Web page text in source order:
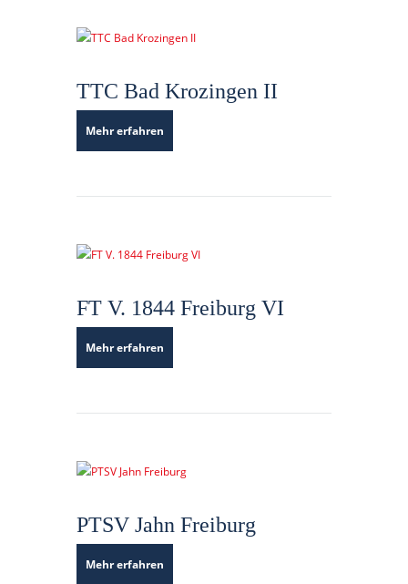
TTC Bad Krozingen II
Mehr erfahren
FT V. 1844 Freiburg VI
Mehr erfahren
PTSV Jahn Freiburg
Mehr erfahren